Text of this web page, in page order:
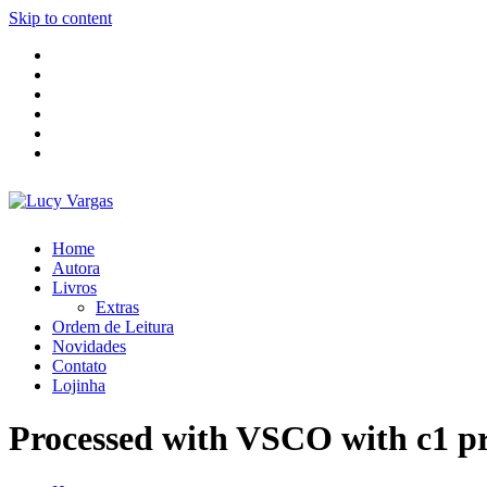
Skip to content
Home
Autora
Livros
Extras
Ordem de Leitura
Novidades
Contato
Lojinha
Processed with VSCO with c1